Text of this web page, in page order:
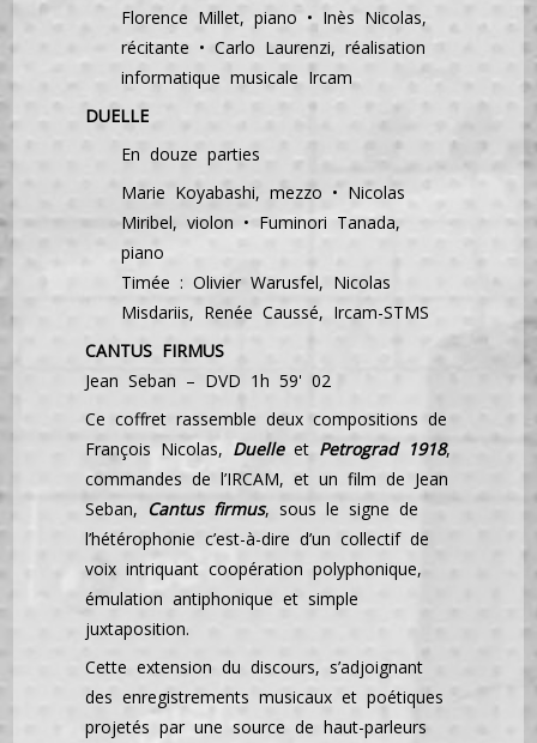
Florence Millet, piano • Inès Nicolas,
récitante • Carlo Laurenzi, réalisation
informatique musicale Ircam
DUELLE
En douze parties
Marie Koyabashi, mezzo • Nicolas
Miribel, violon • Fuminori Tanada,
piano
Timée : Olivier Warusfel, Nicolas
Misdariis, Renée Caussé, Ircam-STMS
CANTUS FIRMUS
Jean Seban – DVD 1h 59' 02
Ce coffret rassemble deux compositions de
François Nicolas, Duelleet Petrograd 1918,
commandes de l’IRCAM, et un film de Jean
Seban, Cantus firmus, sous le signe de
l’hétérophonie c’est-à-dire d’un collectif de
voix intriquant coopération polyphonique,
émulation antiphonique et simple
juxtaposition.
Cette extension du discours, s’adjoignant
des enregistrements musicaux et poétiques
projetés par une source de haut-parleurs